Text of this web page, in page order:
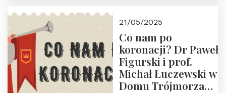
Zapraszamy do
zapisów.
21/05/2025
Co nam po
koronacji? Dr Paweł
Figurski i prof.
Michał Łuczewski w
Domu Trójmorza